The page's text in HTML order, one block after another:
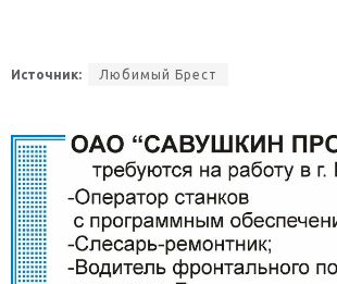
Источник: Любимый Брест